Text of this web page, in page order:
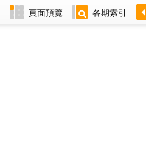
頁面預覽 各期索引